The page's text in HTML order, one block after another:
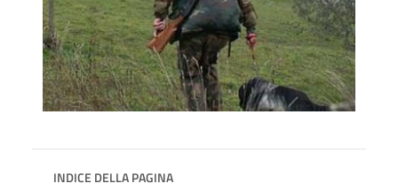
INDICE DELLA PAGINA